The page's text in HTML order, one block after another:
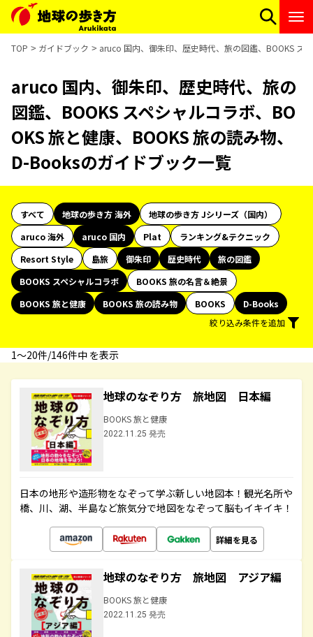
TOP ガイドブック aruco 国内、御朱印、歴史時代、旅の図鑑、BOOKS ス
aruco 国内、御朱印、歴史時代、旅の
図鑑、BOOKS スペシャルコラボ、BO
OKS 旅と健康、BOOKS 旅の読み物、
D-Booksのガイドブック一覧
すべて 地球の歩き方 海外
地球の歩き方 Jシリーズ（国内）
aruco 海外
aruco 国内 Plat
ランキング&テクニック
Resort Style
島旅 御朱印 歴史時代
旅の図鑑
BOOKS スペシャルコラボ
BOOKS 旅の名言＆絶景
BOOKS 旅と健康
BOOKS 旅の読み物 BOOKS
D-Books
絞り込み条件を追加
1〜20件/146件中 を表示
地球のなぞり方 旅地図 日本編
BOOKS 旅と健康
2022.11.25 発売
日本の地形や造形物をなぞって学ぶ新しい地図本！観光名所や
橋、川、湖、半島など旅気分で地図をなぞって脳もイキイキ！
詳細を見る
地球のなぞり方 旅地図 アジア編
BOOKS 旅と健康
2022.11.25 発売